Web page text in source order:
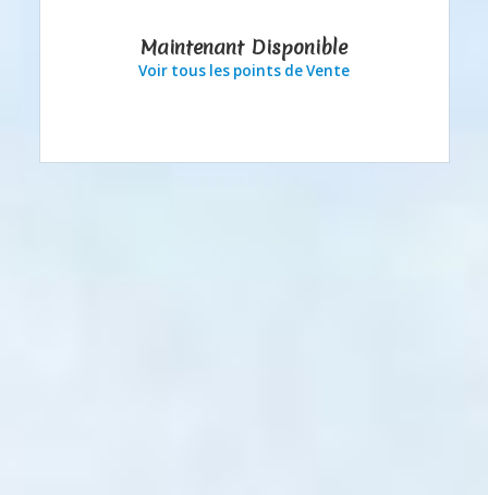
Maintenant Disponible
Voir tous les points de Vente